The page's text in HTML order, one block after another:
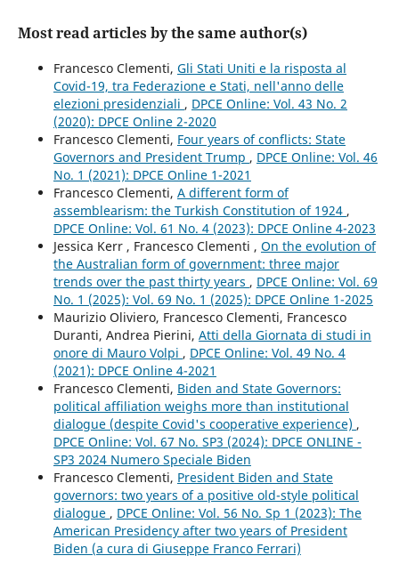
Most read articles by the same author(s)
Francesco Clementi, Gli Stati Uniti e la risposta al
Covid-19, tra Federazione e Stati, nell'anno delle
elezioni presidenziali , DPCE Online: Vol. 43 No. 2
(2020): DPCE Online 2-2020
Francesco Clementi, Four years of conflicts: State
Governors and President Trump , DPCE Online: Vol. 46
No. 1 (2021): DPCE Online 1-2021
Francesco Clementi, A different form of
assemblearism: the Turkish Constitution of 1924 ,
DPCE Online: Vol. 61 No. 4 (2023): DPCE Online 4-2023
Jessica Kerr , Francesco Clementi , On the evolution of
the Australian form of government: three major
trends over the past thirty years , DPCE Online: Vol. 69
No. 1 (2025): Vol. 69 No. 1 (2025): DPCE Online 1-2025
Maurizio Oliviero, Francesco Clementi, Francesco
Duranti, Andrea Pierini, Atti della Giornata di studi in
onore di Mauro Volpi , DPCE Online: Vol. 49 No. 4
(2021): DPCE Online 4-2021
Francesco Clementi, Biden and State Governors:
political affiliation weighs more than institutional
dialogue (despite Covid's cooperative experience) ,
DPCE Online: Vol. 67 No. SP3 (2024): DPCE ONLINE -
SP3 2024 Numero Speciale Biden
Francesco Clementi, President Biden and State
governors: two years of a positive old-style political
dialogue , DPCE Online: Vol. 56 No. Sp 1 (2023): The
American Presidency after two years of President
Biden (a cura di Giuseppe Franco Ferrari)